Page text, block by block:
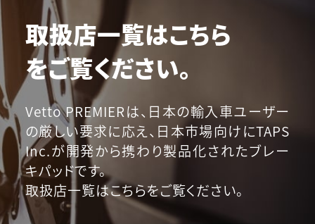
取扱店一覧はこちら
をご覧ください。
Vetto PREMIERは、日本の輸入車ユーザー
の厳しい要求に応え、日本市場向けにTAPS
Inc.が開発から携わり製品化されたブレー
キパッドです。
取扱店一覧はこちらをご覧ください。